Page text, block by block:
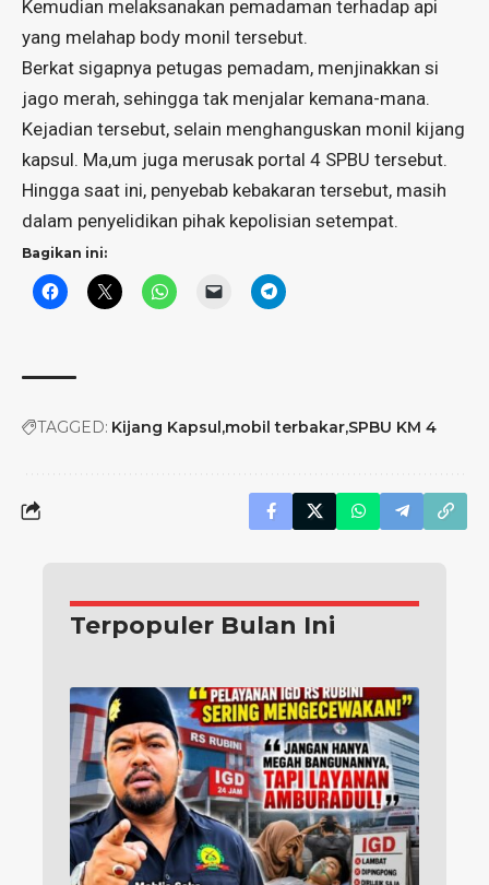
Kemudian melaksanakan pemadaman terhadap api
yang melahap body monil tersebut.
Berkat sigapnya petugas pemadam, menjinakkan si
jago merah, sehingga tak menjalar kemana-mana.
Kejadian tersebut, selain menghanguskan monil kijang
kapsul. Ma,um juga merusak portal 4 SPBU tersebut.
Hingga saat ini, penyebab kebakaran tersebut, masih
dalam penyelidikan pihak kepolisian setempat.
Bagikan ini:
TAGGED: Kijang Kapsul mobil terbakar SPBU KM 4
Terpopuler Bulan Ini